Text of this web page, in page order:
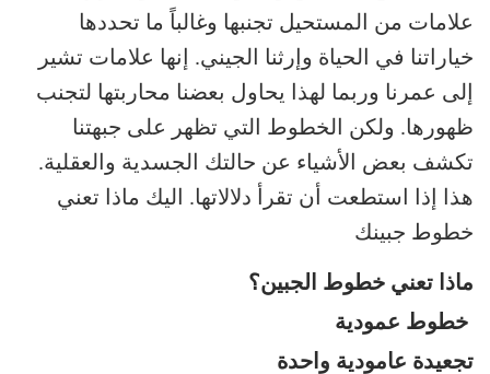
علامات من المستحيل تجنبها وغالباً ما تحددها
خياراتنا في الحياة وإرثنا الجيني. إنها علامات تشير
إلى عمرنا وربما لهذا يحاول بعضنا محاربتها لتجنب
ظهورها. ولكن الخطوط التي تظهر على جبهتنا
تكشف بعض الأشياء عن حالتك الجسدية والعقلية.
هذا إذا استطعت أن تقرأ دلالاتها. اليك ماذا تعني
خطوط جبينك
ماذا تعني خطوط الجبين؟
خطوط عمودية
تجعيدة عامودية واحدة